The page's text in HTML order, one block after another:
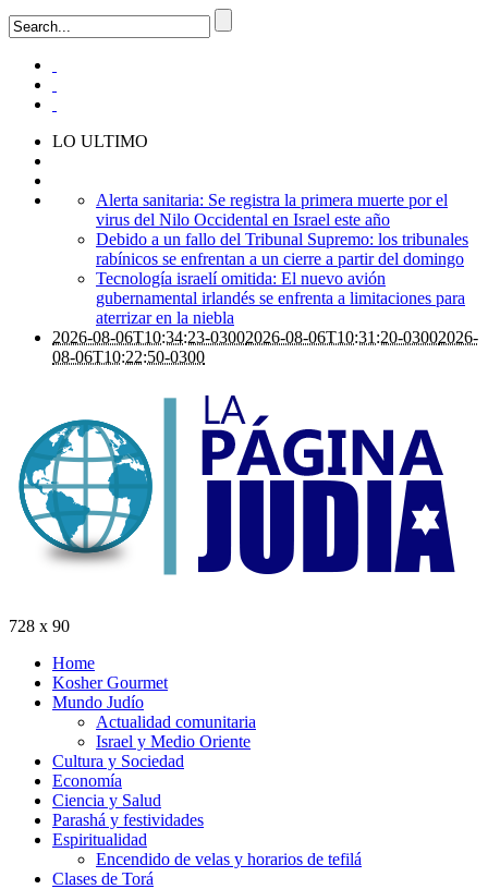
LO ULTIMO
Alerta sanitaria: Se registra la primera muerte por el
virus del Nilo Occidental en Israel este año
Debido a un fallo del Tribunal Supremo: los tribunales
rabínicos se enfrentan a un cierre a partir del domingo
Tecnología israelí omitida: El nuevo avión
gubernamental irlandés se enfrenta a limitaciones para
aterrizar en la niebla
2026-08-06T10:34:23-03002026-08-06T10:31:20-03002026-
08-06T10:22:50-0300
728 x 90
Home
Kosher Gourmet
Mundo Judío
Actualidad comunitaria
Israel y Medio Oriente
Cultura y Sociedad
Economía
Ciencia y Salud
Parashá y festividades
Espiritualidad
Encendido de velas y horarios de tefilá
Clases de Torá